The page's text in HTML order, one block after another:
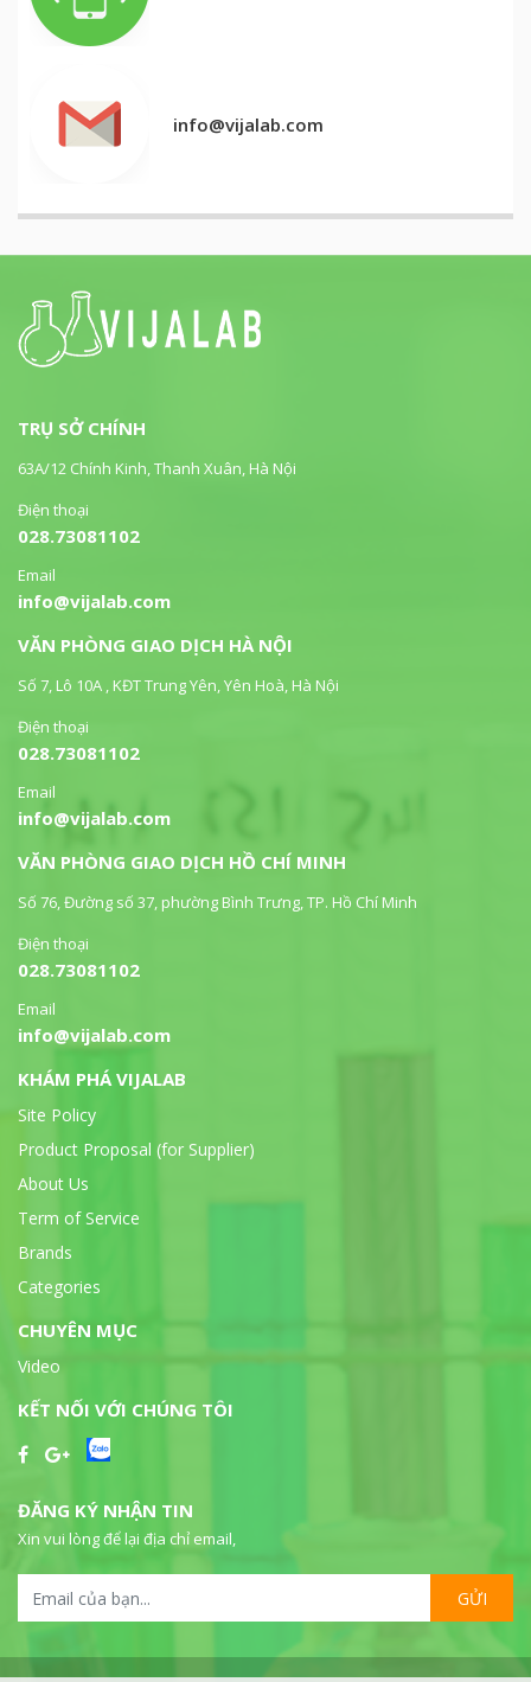
info@vijalab.com
TRỤ SỞ CHÍNH
63A/12 Chính Kinh, Thanh Xuân, Hà Nội
Điện thoại
028.73081102
Email
info@vijalab.com
VĂN PHÒNG GIAO DỊCH HÀ NỘI
Số 7, Lô 10A , KĐT Trung Yên, Yên Hoà, Hà Nội
Điện thoại
028.73081102
Email
info@vijalab.com
VĂN PHÒNG GIAO DỊCH HỒ CHÍ MINH
Số 76, Đường số 37, phường Bình Trưng, TP. Hồ Chí Minh
Điện thoại
028.73081102
Email
info@vijalab.com
KHÁM PHÁ VIJALAB
Site Policy
Product Proposal (for Supplier)
About Us
Term of Service
Brands
Categories
CHUYÊN MỤC
Video
KẾT NỐI VỚI CHÚNG TÔI
ĐĂNG KÝ NHẬN TIN
Xin vui lòng để lại địa chỉ email,
GỬI